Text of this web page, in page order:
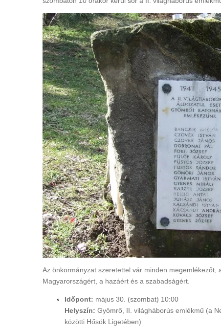
Az önkormányzat szeretettel vár minden
Magyarországért, a hazáért és a szabadságért.
Időpont: május 30. (szombat) 10:00
Helyszín: Gyömrő, II. világháborús emlékmű (a
közötti Hősök Ligetében)